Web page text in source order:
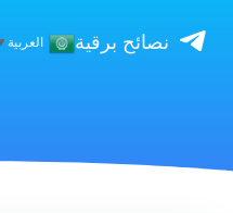
نصائح برقية العربية